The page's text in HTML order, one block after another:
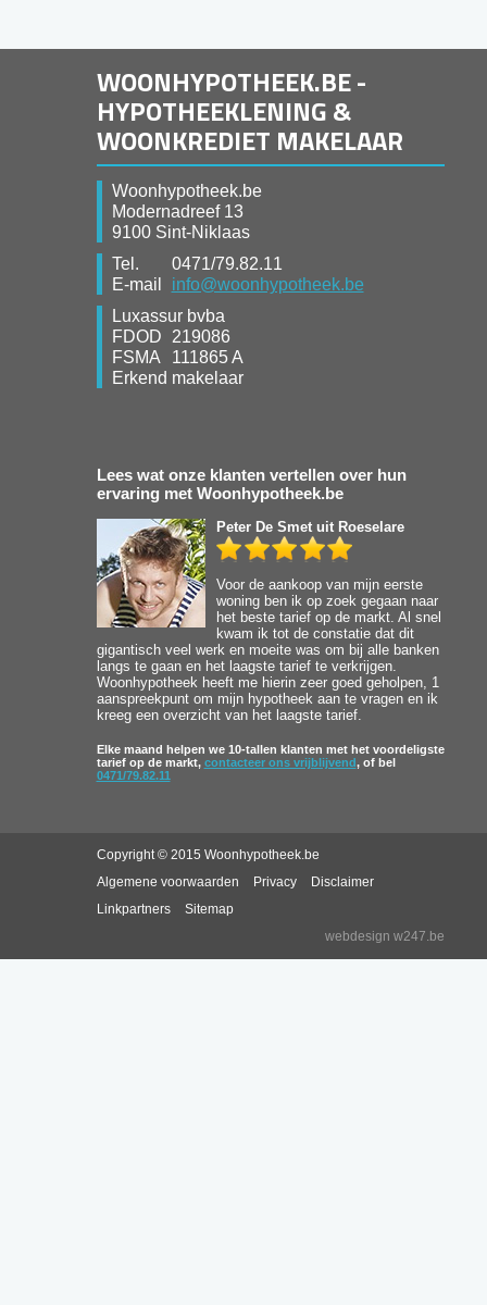
WOONHYPOTHEEK.BE -
HYPOTHEEKLENING &
WOONKREDIET MAKELAAR
Woonhypotheek.be
Modernadreef 13
9100 Sint-Niklaas
Tel.
0471/79.82.11
E-mail
info@woonhypotheek.be
Luxassur bvba
FDOD
219086
FSMA
111865 A
Erkend makelaar
Lees wat onze klanten vertellen over hun
ervaring met Woonhypotheek.be
Peter De Smetuit Roeselare
Voor de aankoop van mijn eerste
woning ben ik op zoek gegaan naar
het beste tarief op de markt. Al snel
kwam ik tot de constatie dat dit
gigantisch veel werk en moeite was om bij alle banken
langs te gaan en het laagste tarief te verkrijgen.
Woonhypotheek heeft me hierin zeer goed geholpen, 1
aanspreekpunt om mijn hypotheek aan te vragen en ik
kreeg een overzicht van het laagste tarief.
Elke maand helpen we 10-tallen klanten met het voordeligste
tarief op de markt, contacteer ons vrijblijvend, of bel
0471/79.82.11
Copyright © 2015 Woonhypotheek.be
Algemene voorwaarden
Privacy
Disclaimer
Linkpartners
Sitemap
webdesign w247.be